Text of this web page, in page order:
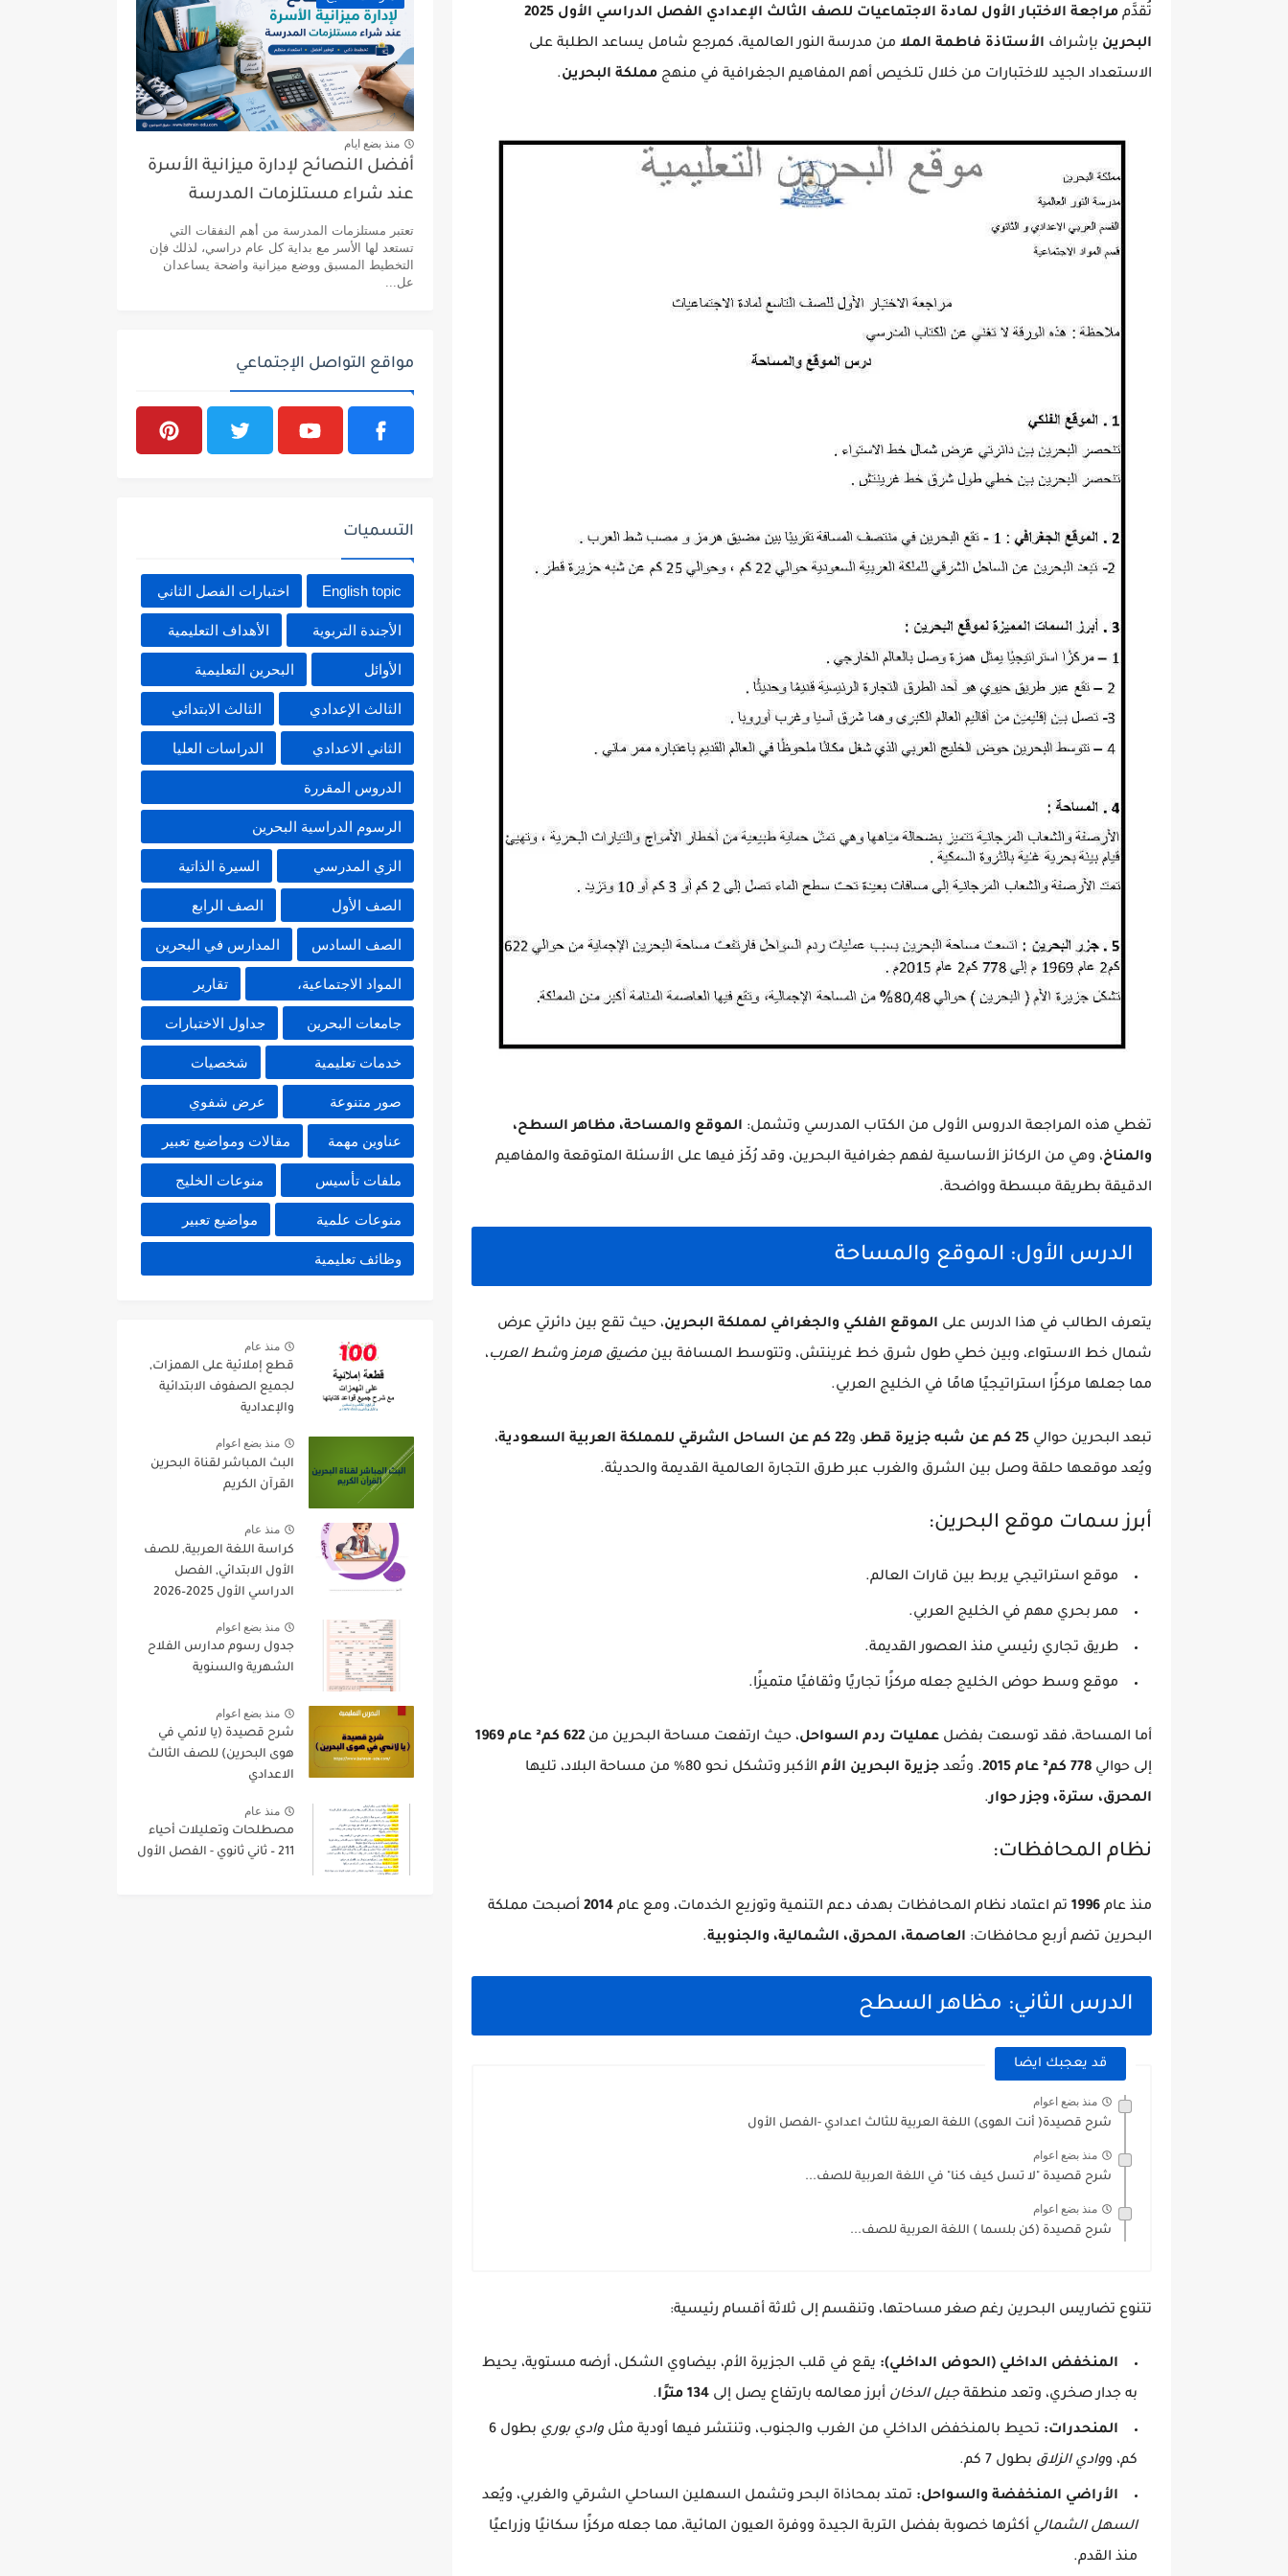
تُقدَّم
مراجعة الاختبار الأول لمادة الاجتماعيات للصف الثالث الإعدادي الفصل الدراسي الأول 2025
البحرين بإشراف الأستاذة فاطمة الملا من مدرسة النور العالمية، كمرجع شامل يساعد الطلبة على
الاستعداد الجيد للاختبارات من خلال تلخيص أهم المفاهيم الجغرافية في منهج مملكة البحرين.
تغطي هذه المراجعة الدروس الأولى من الكتاب المدرسي وتشمل: الموقع والمساحة، مظاهر السطح،
والمناخ، وهي من الركائز الأساسية لفهم جغرافية البحرين، وقد رُكّز فيها على الأسئلة المتوقعة والمفاهيم
الدقيقة بطريقة مبسطة وواضحة.
الدرس الأول: الموقع والمساحة
يتعرف الطالب في هذا الدرس على الموقع الفلكي والجغرافي لمملكة البحرين، حيث تقع بين دائرتي عرض
شمال خط الاستواء، وبين خطي طول شرق خط غرينتش، وتتوسط المسافة بين مضيق هرمزوشط العرب،
مما جعلها مركزًا استراتيجيًا هامًا في الخليج العربي.
تبعد البحرين حوالي 25 كم عن شبه جزيرة قطر ، و22 كم عن الساحل الشرقي للمملكة العربية السعودية
،
ويُعد موقعها حلقة وصل بين الشرق والغرب عبر طرق التجارة العالمية القديمة والحديثة.
أبرز سمات موقع البحرين:
موقع استراتيجي يربط بين قارات العالم.
ممر بحري مهم في الخليج العربي.
طريق تجاري رئيسي منذ العصور القديمة.
موقع وسط حوض الخليج جعله مركزًا تجاريًا وثقافيًا متميزًا.
أما المساحة، فقد توسعت بفضل عمليات ردم السواحل، حيث ارتفعت مساحة البحرين من 622 كم² عام 1969
إلى حوالي 778 كم² عام 2015 . وتُعد جزيرة البحرين الأم الأكبر وتشكل نحو 80% من مساحة البلاد، تليها
المحرق، سترة، وجزر حوار.
نظام المحافظات:
منذ عام 1996 تم اعتماد نظام المحافظات بهدف دعم التنمية وتوزيع الخدمات، ومع عام 2014 أصبحت مملكة
البحرين تضم أربع محافظات: العاصمة، المحرق، الشمالية، والجنوبية.
الدرس الثاني: مظاهر السطح
قد يعجبك ايضا
منذ بضع اعوام
شرح قصيدة( أنت الهوى) اللغة العربية للثالث اعدادي -الفصل الأول
منذ بضع اعوام
شرح قصيدة "لا تسل كيف كنا" في اللغة العربية للصف...
منذ بضع اعوام
شرح قصيدة (كن بلسما ) اللغة العربية للصف...
تتنوع تضاريس البحرين رغم صغر مساحتها، وتنقسم إلى ثلاثة أقسام رئيسية:
المنخفض الداخلي (الحوض الداخلي): يقع في قلب الجزيرة الأم، بيضاوي الشكل، أرضه مستوية، يحيط
به جدار صخري، وتعد منطقة جبل الدخان أبرز معالمه بارتفاع يصل إلى 134 مترًا .
المنحدرات: تحيط بالمنخفض الداخلي من الغرب والجنوب، وتنتشر فيها أودية مثل وادي بوري
بطول 6
كم، ووادي الزلاق بطول 7 كم.
الأراضي المنخفضة والسواحل: تمتد بمحاذاة البحر وتشمل السهلين الساحلي الشرقي والغربي، ويُعد
السهل الشمالي أكثرها خصوبة بفضل التربة الجيدة ووفرة العيون المائية، مما جعله مركزًا سكانيًا وزراعيًا
منذ القدم.
منذ بضع ايام
أفضل النصائح لإدارة ميزانية الأسرة
عند شراء مستلزمات المدرسة
تعتبر مستلزمات المدرسة من أهم النفقات التي
تستعد لها الأسر مع بداية كل عام دراسي، لذلك فإن
التخطيط المسبق ووضع ميزانية واضحة يساعدان
عل...
مواقع التواصل الإجتماعي
التسميات
English topic اختبارات الفصل الثاني
الأجندة التربوية الأهداف التعليمية
الأوائل البحرين التعليمية
الثالث الإعدادي الثالث الابتدائي
الثاني الاعدادي الدراسات العليا
الدروس المقررة
الرسوم الدراسية البحرين
الزي المدرسي السيرة الذاتية
الصف الأول الصف الرابع
الصف السادس المدارس في البحرين
المواد الاجتماعية، تقارير
جامعات البحرين جداول الاختبارات
خدمات تعليمية شخصيات
صور متنوعة عرض شفوي
عناوين مهمة مقالات ومواضيع تعبير
ملفات تأسيس منوعات الخليج
منوعات علمية مواضيع تعبير
وظائف تعليمية
منذ عام
قطع إملائية على الهمزات,
لجميع الصفوف الابتدائية
والإعدادية
منذ بضع اعوام
البث المباشر لقناة البحرين
القرآن الكريم
منذ عام
كراسة اللغة العربية, للصف
الأول الابتدائي, الفصل
الدراسي الأول 2025–2026
منذ بضع اعوام
جدول رسوم مدارس الفلاح
الشهرية والسنوية
منذ بضع اعوام
شرح قصيدة (يا لائمي في
هوى البحرين) للصف الثالث
الاعدادي
منذ عام
مصطلحات وتعليلات أحياء
211 – ثاني ثانوي - الفصل الأول